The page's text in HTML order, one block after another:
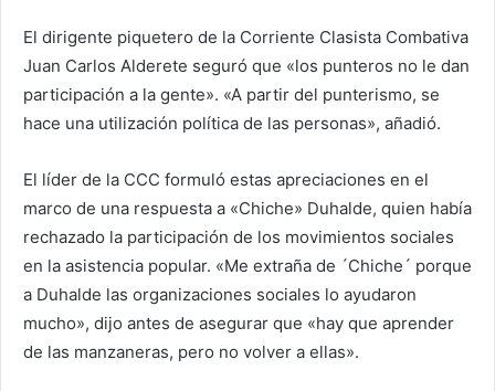
El dirigente piquetero de la Corriente Clasista Combativa
Juan Carlos Alderete seguró que «los punteros no le dan
participación a la gente». «A partir del punterismo, se
hace una utilización política de las personas», añadió.
El líder de la CCC formuló estas apreciaciones en el
marco de una respuesta a «Chiche» Duhalde, quien había
rechazado la participación de los movimientos sociales
en la asistencia popular. «Me extraña de ´Chiche´ porque
a Duhalde las organizaciones sociales lo ayudaron
mucho», dijo antes de asegurar que «hay que aprender
de las manzaneras, pero no volver a ellas».